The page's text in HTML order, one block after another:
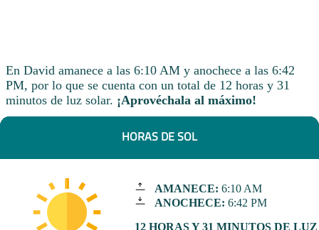
En David amanece a las 6:10 AM y anochece a las 6:42
PM, por lo que se cuenta con un total de 12 horas y 31
minutos de luz solar. ¡Aprovéchala al máximo!
HORAS DE SOL
AMANECE: 6:10 AM
ANOCHECE: 6:42 PM
12 HORAS Y 31 MINUTOS DE LUZ